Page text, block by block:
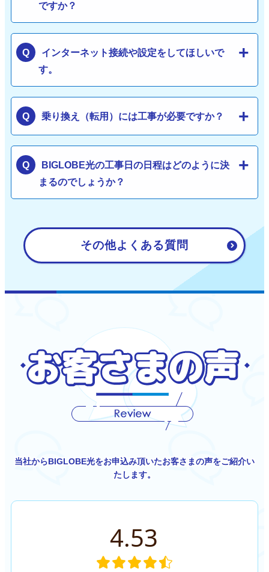
ですか？
インターネット接続や設定をしてほしいで
す。
乗り換え（転用）には工事が必要ですか？
BIGLOBE光の工事日の日程はどのように決
まるのでしょうか？
その他よくある質問
当社からBIGLOBE光をお申込み頂いたお客さまの声をご紹介い
たします。
4.53